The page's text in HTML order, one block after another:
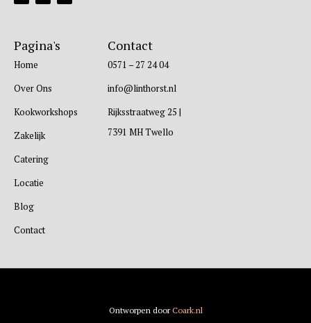
Pagina's
Home
Over Ons
Kookworkshops
Zakelijk
Catering
Locatie
Blog
Contact
Contact
0571 – 27 24 04
info@linthorst.nl
Rijksstraatweg 25 |
7391 MH Twello
Ontworpen doorCoark.nl